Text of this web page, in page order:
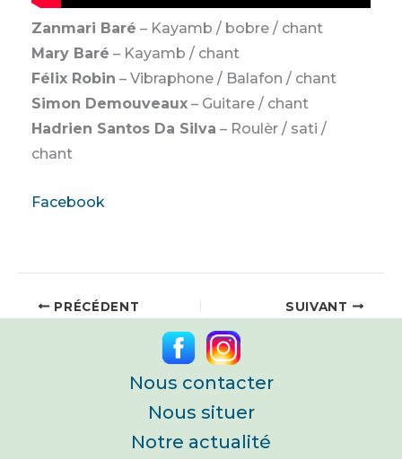
Zanmari Baré – Kayamb / bobre / chant
Mary Baré – Kayamb / chant
Félix Robin – Vibraphone / Balafon / chant
Simon Demouveaux – Guitare / chant
Hadrien Santos Da Silva – Roulèr / sati /
chant
Facebook
PRÉCÉDENT SUIVANT
Nous contacter
Nous situer
Notre actualité